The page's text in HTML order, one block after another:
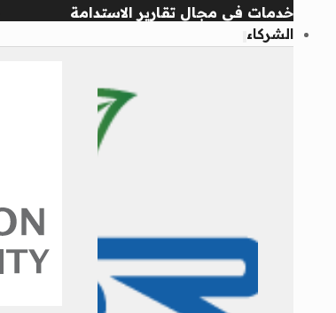
خدمات في مجال تقارير الاستدامة
الشركاء